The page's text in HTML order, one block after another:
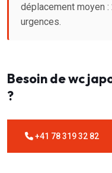
déplacement moyen
urgences.
Besoin de wc
?
+41 78 319 32 82